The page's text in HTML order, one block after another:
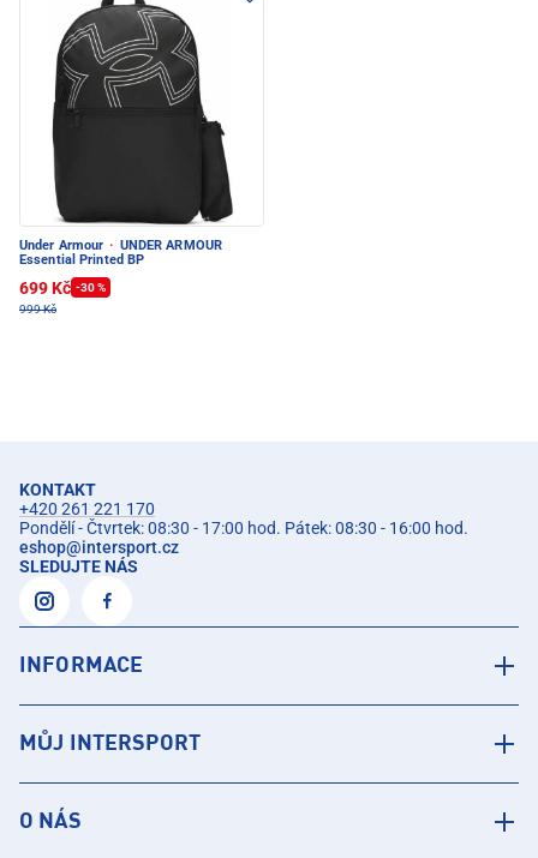
Under Armour · UNDER ARMOUR
Essential Printed BP
699 Kč -30 %
999 Kč
KONTAKT
+420 261 221 170
Pondělí - Čtvrtek: 08:30 - 17:00 hod. Pátek: 08:30 - 16:00 hod.
eshop@intersport.cz
SLEDUJTE NÁS
INFORMACE
MŮJ INTERSPORT
O NÁS